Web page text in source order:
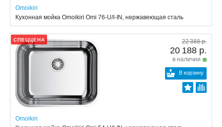
Omoikiri
Кухонная мойка Omoikiri Omi 76-U/I-IN, нержавеющая сталь
СПЕЦЦЕНА 22 388 р.
20 188 р.
в наличии
В корзину
Omoikiri